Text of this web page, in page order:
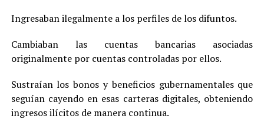
Ingresaban ilegalmente a los perfiles de los difuntos.
Cambiaban las cuentas bancarias asociadas
originalmente por cuentas controladas por ellos.
Sustraían los bonos y beneficios gubernamentales que
seguían cayendo en esas carteras digitales, obteniendo
ingresos ilícitos de manera continua.